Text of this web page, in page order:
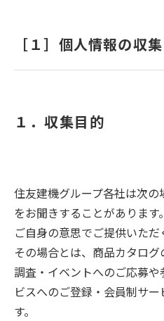
［１］個人情報の収
１．収集目的
住友建機グループ各社は次
をお聞きすることがありま
ご自身の意思でご提供いただ
その場合とは、商品カタロ
調査・イベントへのご応募
ビスへのご登録・会員制サ
す。